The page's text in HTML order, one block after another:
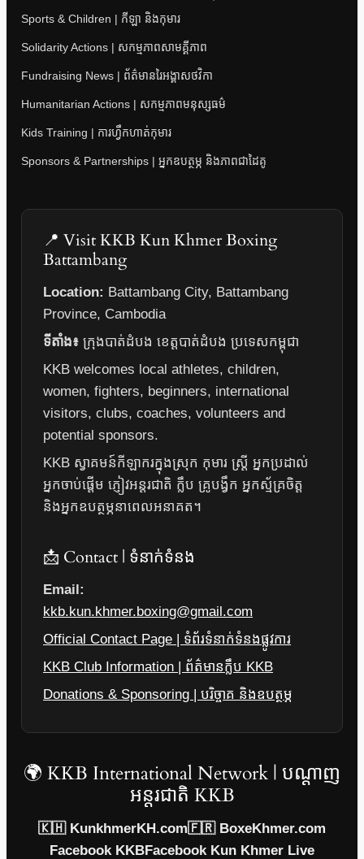
Sports & Children | កីឡា និងកុមារ
Solidarity Actions | សកម្មភាពសាមគ្គីភាព
Fundraising News | ព័ត៌មានរៃអង្គាសថវិកា
Humanitarian Actions | សកម្មភាពមនុស្សធម៌
Kids Training | ការហ្វឹកហាត់កុមារ
Sponsors & Partnerships | អ្នកឧបត្ថម្ភ និងភាពជាដៃគូ
📍 Visit KKB Kun Khmer Boxing
Battambang
Location: Battambang City, Battambang
Province, Cambodia
ទីតាំង៖ ក្រុងបាត់ដំបង ខេត្តបាត់ដំបង ប្រទេសកម្ពុជា
KKB welcomes local athletes, children,
women, fighters, beginners, international
visitors, clubs, coaches, volunteers and
potential sponsors.
KKB ស្វាគមន៍កីឡាករក្នុងស្រុក កុមារ ស្ត្រី អ្នកប្រដាល់
អ្នកចាប់ផ្តើម ភ្ញៀវអន្តរជាតិ ក្លឹប គ្រូបង្វឹក អ្នកស្ម័គ្រចិត្ត
និងអ្នកឧបត្ថម្ភនាពេលអនាគត។
📩 Contact | ទំនាក់ទំនង
Email:
kkb.kun.khmer.boxing@gmail.com
Official Contact Page | ទំព័រទំនាក់ទំនងផ្លូវការ
KKB Club Information | ព័ត៌មានក្លឹប KKB
Donations & Sponsoring | បរិច្ចាគ និងឧបត្ថម្ភ
🌍 KKB International Network | បណ្តាញ
អន្តរជាតិ KKB
🇰🇭 KunkhmerKH.com🇫🇷 BoxeKhmer.com
Facebook KKBFacebook Kun Khmer Live